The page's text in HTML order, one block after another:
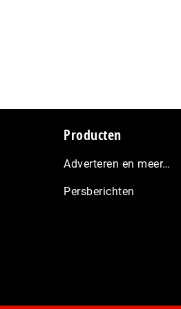
Producten
Adverteren en meer…
Persberichten